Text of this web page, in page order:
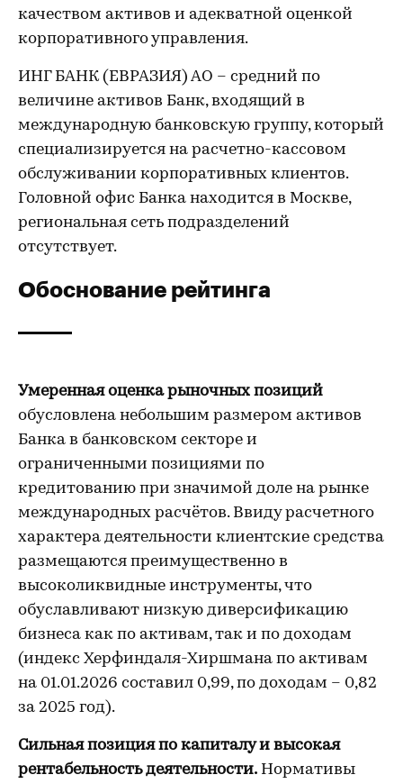
качеством активов и адекватной оценкой
корпоративного управления.
ИНГ БАНК (ЕВРАЗИЯ) АО – средний по
величине активов Банк, входящий в
международную банковскую группу, который
специализируется на расчетно-кассовом
обслуживании корпоративных клиентов.
Головной офис Банка находится в Москве,
региональная сеть подразделений
отсутствует.
Обоснование рейтинга
Умеренная оценка рыночных позиций
обусловлена небольшим размером активов
Банка в банковском секторе и
ограниченными позициями по
кредитованию при значимой доле на рынке
международных расчётов. Ввиду расчетного
характера деятельности клиентские средства
размещаются преимущественно в
высоколиквидные инструменты, что
обуславливают низкую диверсификацию
бизнеса как по активам, так и по доходам
(индекс Херфиндаля-Хиршмана по активам
на 01.01.2026 составил 0,99, по доходам – 0,82
за 2025 год).
Сильная позиция по капиталу и высокая
рентабельность деятельности. Нормативы